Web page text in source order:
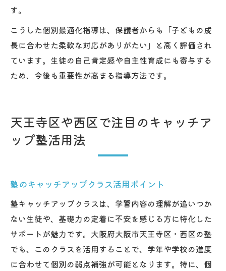
す。
こうした個別最適化指導は、保護者からも「子どもの成
長に合わせた柔軟な対応がありがたい」と高く評価され
ています。生徒の自己肯定感や自主性育成にも寄与する
ため、今後も重要性が高まる指導方法です。
天王寺区や西区で注目のキャッチア
ップ塾活用法
塾のキャッチアップクラス活用ポイント
塾キャッチアップクラスは、学習内容の理解が追いつか
ない生徒や、基礎力の定着に不安を感じる方に特化した
サポートが魅力です。大阪府大阪市天王寺区・西区の塾
でも、このクラスを活用することで、学年や学校の進度
に合わせて個別の弱点補強が可能となります。特に、個